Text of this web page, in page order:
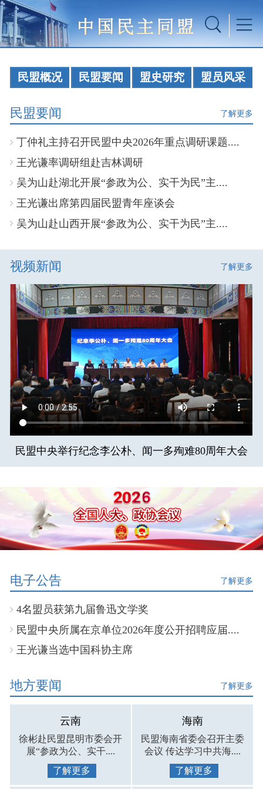
民盟概况 民盟要闻 盟史研究 盟员风采
民盟要闻 了解更多
丁仲礼主持召开民盟中央2026年重点调研课题....
王光谦率调研组赴吉林调研
吴为山赴湖北开展“参政为公、实干为民”主....
王光谦出席第四届民盟青年座谈会
吴为山赴山西开展“参政为公、实干为民”主....
视频新闻 了解更多
民盟中央举行纪念李公朴、闻一多殉难80周年大会
电子公告 了解更多
4名盟员获第九届鲁迅文学奖
民盟中央所属在京单位2026年度公开招聘应届....
王光谦当选中国科协主席
地方要闻 了解更多
云南
徐彬赴民盟昆明市委会开
展“参政为公、实干....
了解更多
海南
民盟海南省委会召开主委
会议 传达学习中共海....
了解更多